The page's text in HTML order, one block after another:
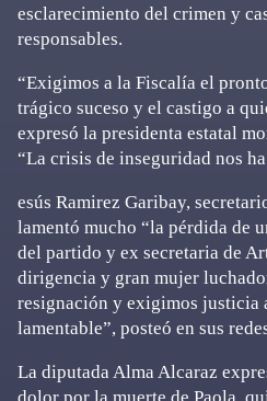
esclarecimiento del crimen y
responsables.
“Exigimos a la Fiscalía el
trágico suceso y el castigo a
expresó la presidenta estatal
“La crisis de inseguridad nos
esús Ramirez Garibay,
lamentó mucho “la pérdida de
del partido y ex secretaria de
dirigencia y gran mujer
resignación y exigimos justicia
lamentable”, posteó en sus
La diputada Alma Alcaraz